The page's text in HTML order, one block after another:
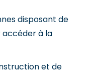
disposant de
accéder à la
et de